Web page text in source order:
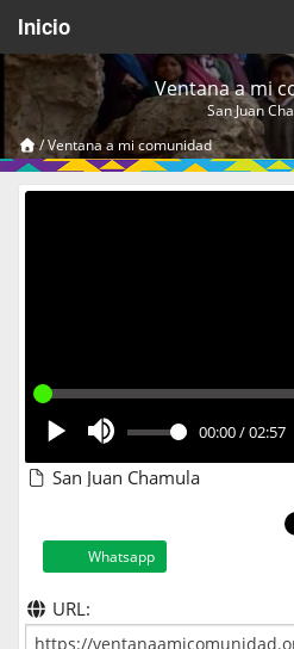
Inicio
Acerca de
Videos Temáticos
Cerrar
Ventana a mi
San Juan
/Ventana a mi comunidad
00:00/02:57
San Juan Chamula
Whatsapp
URL: